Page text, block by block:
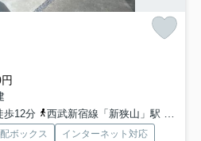
歩12分
西武新宿線「新狭山」駅 徒歩33分
ボックス
インターネット対応